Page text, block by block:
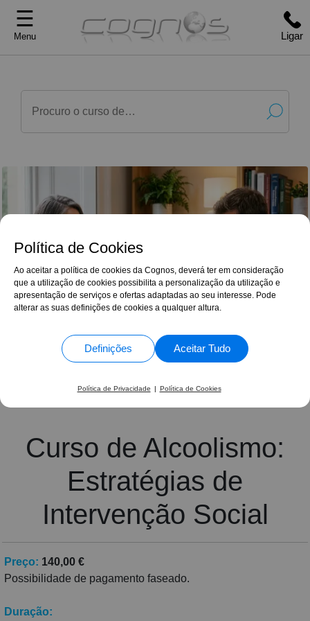
Política de Cookies
Ao aceitar a política de cookies da Cognos, deverá ter em consideração
que a utilização de cookies possibilita a personalização da utilização e
apresentação de serviços e ofertas adaptadas ao seu interesse. Pode
alterar as suas definições de cookies a qualquer altura.
Definições Aceitar Tudo
Política de Privacidade | Política de Cookies
☰
Menu Ligar
Google Reviews
4,9/5
Parabéns pelo excelente curso.
Alcoolismo: Estratégias de Intervenção Social
Curso de Alcoolismo:
Estratégias de
Intervenção Social
Preço: 140,00 €
Possibilidade de pagamento faseado.
Duração: